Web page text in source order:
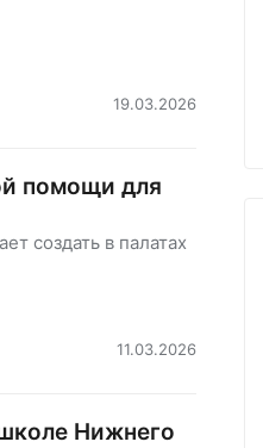
19.03.2026
помощи для
создать в палатах
11.03.2026
Нижнего